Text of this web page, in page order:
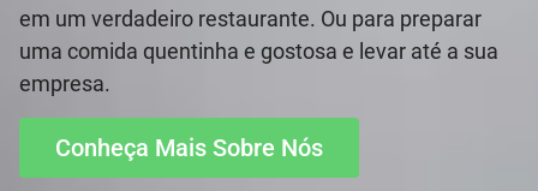
em um verdadeiro restaurante. Ou para preparar
uma comida quentinha e gostosa e levar até a sua
empresa.
Conheça Mais Sobre Nós